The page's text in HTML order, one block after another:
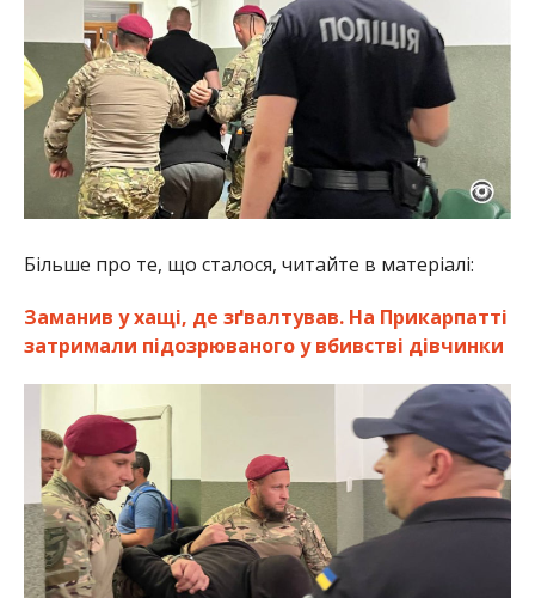
Більше про те, що сталося, читайте в матеріалі:
Заманив у хащі, де зґвалтував. На Прикарпатті
затримали підозрюваного у вбивстві дівчинки